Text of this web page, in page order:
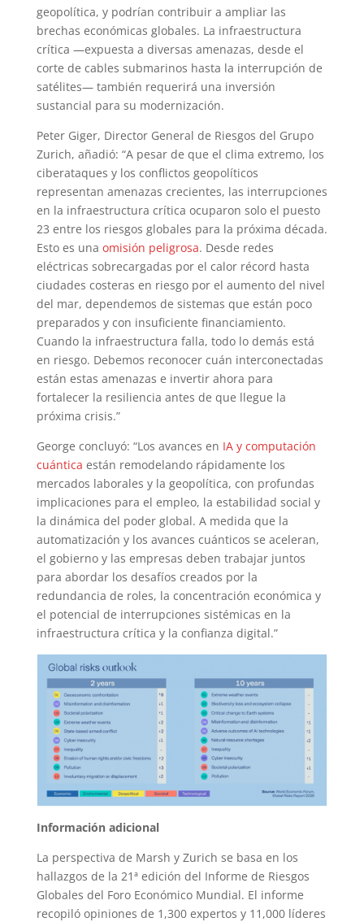
geopolítica, y podrían contribuir a ampliar las
brechas económicas globales. La infraestructura
crítica —expuesta a diversas amenazas, desde el
corte de cables submarinos hasta la interrupción de
satélites— también requerirá una inversión
sustancial para su modernización.
Peter Giger, Director General de Riesgos del Grupo
Zurich, añadió: “A pesar de que el clima extremo, los
ciberataques y los conflictos geopolíticos
representan amenazas crecientes, las interrupciones
en la infraestructura crítica ocuparon solo el puesto
23 entre los riesgos globales para la próxima década.
Esto es una omisión peligrosa. Desde redes
eléctricas sobrecargadas por el calor récord hasta
ciudades costeras en riesgo por el aumento del nivel
del mar, dependemos de sistemas que están poco
preparados y con insuficiente financiamiento.
Cuando la infraestructura falla, todo lo demás está
en riesgo. Debemos reconocer cuán interconectadas
están estas amenazas e invertir ahora para
fortalecer la resiliencia antes de que llegue la
próxima crisis.”
George concluyó: “Los avances en IA y computación
cuántica están remodelando rápidamente los
mercados laborales y la geopolítica, con profundas
implicaciones para el empleo, la estabilidad social y
la dinámica del poder global. A medida que la
automatización y los avances cuánticos se aceleran,
el gobierno y las empresas deben trabajar juntos
para abordar los desafíos creados por la
redundancia de roles, la concentración económica y
el potencial de interrupciones sistémicas en la
infraestructura crítica y la confianza digital.”
Información adicional
La perspectiva de Marsh y Zurich se basa en los
hallazgos de la 21ª edición del Informe de Riesgos
Globales del Foro Económico Mundial. El informe
recopiló opiniones de 1,300 expertos y 11,000 líderes